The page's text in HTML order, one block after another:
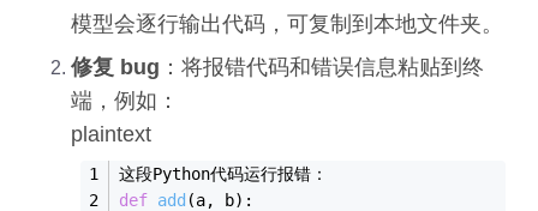
模型会逐行输出代码，可复制到本地文件夹。
修复 bug ：将报错代码和错误信息粘贴到终
端，例如：
plaintext
这段Python代码运行报错：
def add (a, b) :